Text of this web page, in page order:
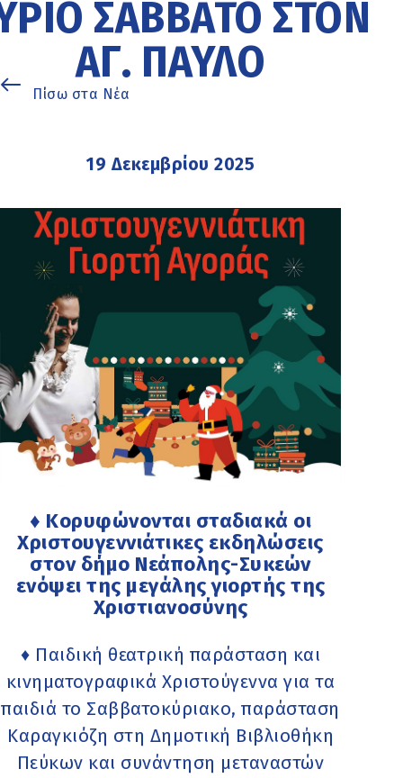
ΣΆΒΒΑΤΟ ΣΤΟΝ
ΑΓ. ΠΑΎΛΟ
Πίσω στα Νέα
19 Δεκεμβρίου 2025
♦ Κορυφώνονται σταδιακά οι
Χριστουγεννιάτικες εκδηλώσεις
στον δήμο Νεάπολης-Συκεών
ενόψει της μεγάλης γιορτής της
Χριστιανοσύνης
♦ Παιδική θεατρική παράσταση και
κινηματογραφικά Χριστούγεννα για τα
παιδιά το Σαββατοκύριακο, παράσταση
Καραγκιόζη στη Δημοτική Βιβλιοθήκη
Πεύκων και συνάντηση μεταναστών